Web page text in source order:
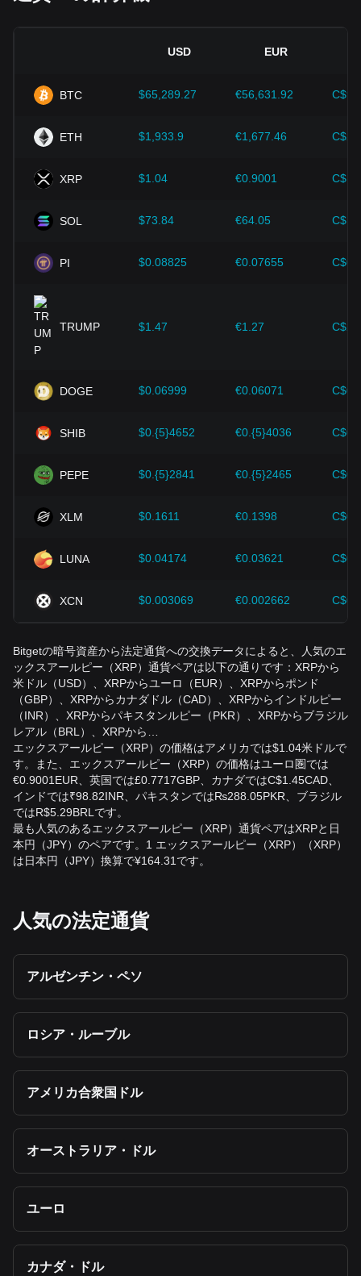
ば、1 XRPが100円の価値であれば、50 XRPは手数料、スプ
すか？
信頼できる市場データのウェブサイトや、Bitget Exchange
タイムレートを確認できます。流動性、取引量、スプレッ
がわずかに異なる場合があります。
XRP/JPYの価格は、需給、XRP市場の動向、日本円の変動、
市場全体のトレンドによって変動します。
JPYの入金とXRPの取引に対応しているプラットフォーム
（利用可能な場合はBitget取引所など）を通じて、日本円で
XRPを購入できる場合があります。取引前に、アカウント要
XRP/JPYはXRP/USDと同じですか？
いいえ。XRP/JPYはXRPの価値を日本円で表したもので、
動、流動性、市場環境によって異なる場合があります。
XRPをJPYに換算する際にどのような手数料がかか
りますか？
発生する可能性のある費用には、取引手数料、入出金手数
料、ネットワーク手数料、プラットフォームの買値と売値の
料や税金の影響を受ける場合もあります。Bitget Exchange
XRP/JPYは良い投資指標ですか？
XRP/JPYは価格の参考値であり、投資を保証する指標ではあ
りません。日本のユーザーがXRPの価値を評価するのに役立
ちますが、XRPは価格変動が大きく、市場リスク、規制リス
ク、為替リスクの影響を受けます。取引を行う前に十分に調
査し、ご自身のリスク許容度を考慮してください。
JPYをXRPに戻すにはどうすればよいですか？
日本円の金額を現在のXRP/JPYレートで割り、その後、取引
手数料とスプレッドを考慮します。たとえば、XRPの価格が
100円で、10,000円を保有している場合、手数料などを差し
引く前であれば、理論上は100 XRPを受け取ることができま
す。
すか？
通常、表示されているXRP/JPYの市場レートには、取引手数
料、出金手数料、入金手数料、換算手数料は含まれていませ
ん。そのため、実際に支払う、または受け取る金額は表示レ
ートと異なる場合があります。確定する前に、必ず取引のプ
レビューと手数料の詳細を確認してください。
定通貨が発行されている国のマクロ経済要因は、‌法定通貨の
ートに間接的に影響を与えます。例えば、高いインフレ率は
法定通貨に対する市場の信頼を低下させ、その結果、ヘッジ
高まり、価格が上昇する可能性があります。
そして拡張ソリューションやセキュリティの強化など、暗号
のような暗号資産の価値向上を強力に支えてきました。
解しなければなりません。これらの要因を考慮した上で、投
資家は今後のXRPの価格変動を注意深く観察し、進化する市
USD EUR
BTC $65,289.27 €56,631.92
ETH $1,933.9 €1,677.46
XRP $1.04 €0.9001
SOL $73.84 €64.05
PI $0.08825 €0.07655
TRUMP $1.47 €1.27
DOGE $0.06999 €0.06071
SHIB $0.{5}4652 €0.{5}4036
PEPE $0.{5}2841 €0.{5}2465
XLM $0.1611 €0.1398
LUNA $0.04174 €0.03621
XCN $0.003069 €0.002662
Bitgetの暗号資産から法定通貨への交換データによると、人気のエ
ックスアールピー（XRP）通貨ペアは以下の通りです：XRPから
米ドル（USD）、XRPからユーロ（EUR）、XRPからポンド
（GBP）、XRPからカナダドル（CAD）、XRPからインドルピー
（INR）、XRPからパキスタンルピー（PKR）、XRPからブラジル
レアル（BRL）、XRPから…
エックスアールピー（XRP）の価格はアメリカでは$1.04米ドルで
す。また、エックスアールピー（XRP）の価格はユーロ圏では
€0.9001EUR、英国では£0.7717GBP、カナダではC$1.45CAD、
インドでは₹98.82INR、パキスタンでは₨288.05PKR、ブラジル
ではR$5.29BRLです。
最も人気のあるエックスアールピー（XRP）通貨ペアはXRPと日
本円（JPY）のペアです。1 エックスアールピー（XRP）（XRP）
は日本円（JPY）換算で¥164.31です。
人気の法定通貨
アルゼンチン・ペソ
ロシア・ルーブル
アメリカ合衆国ドル
オーストラリア・ドル
ユーロ
カナダ・ドル